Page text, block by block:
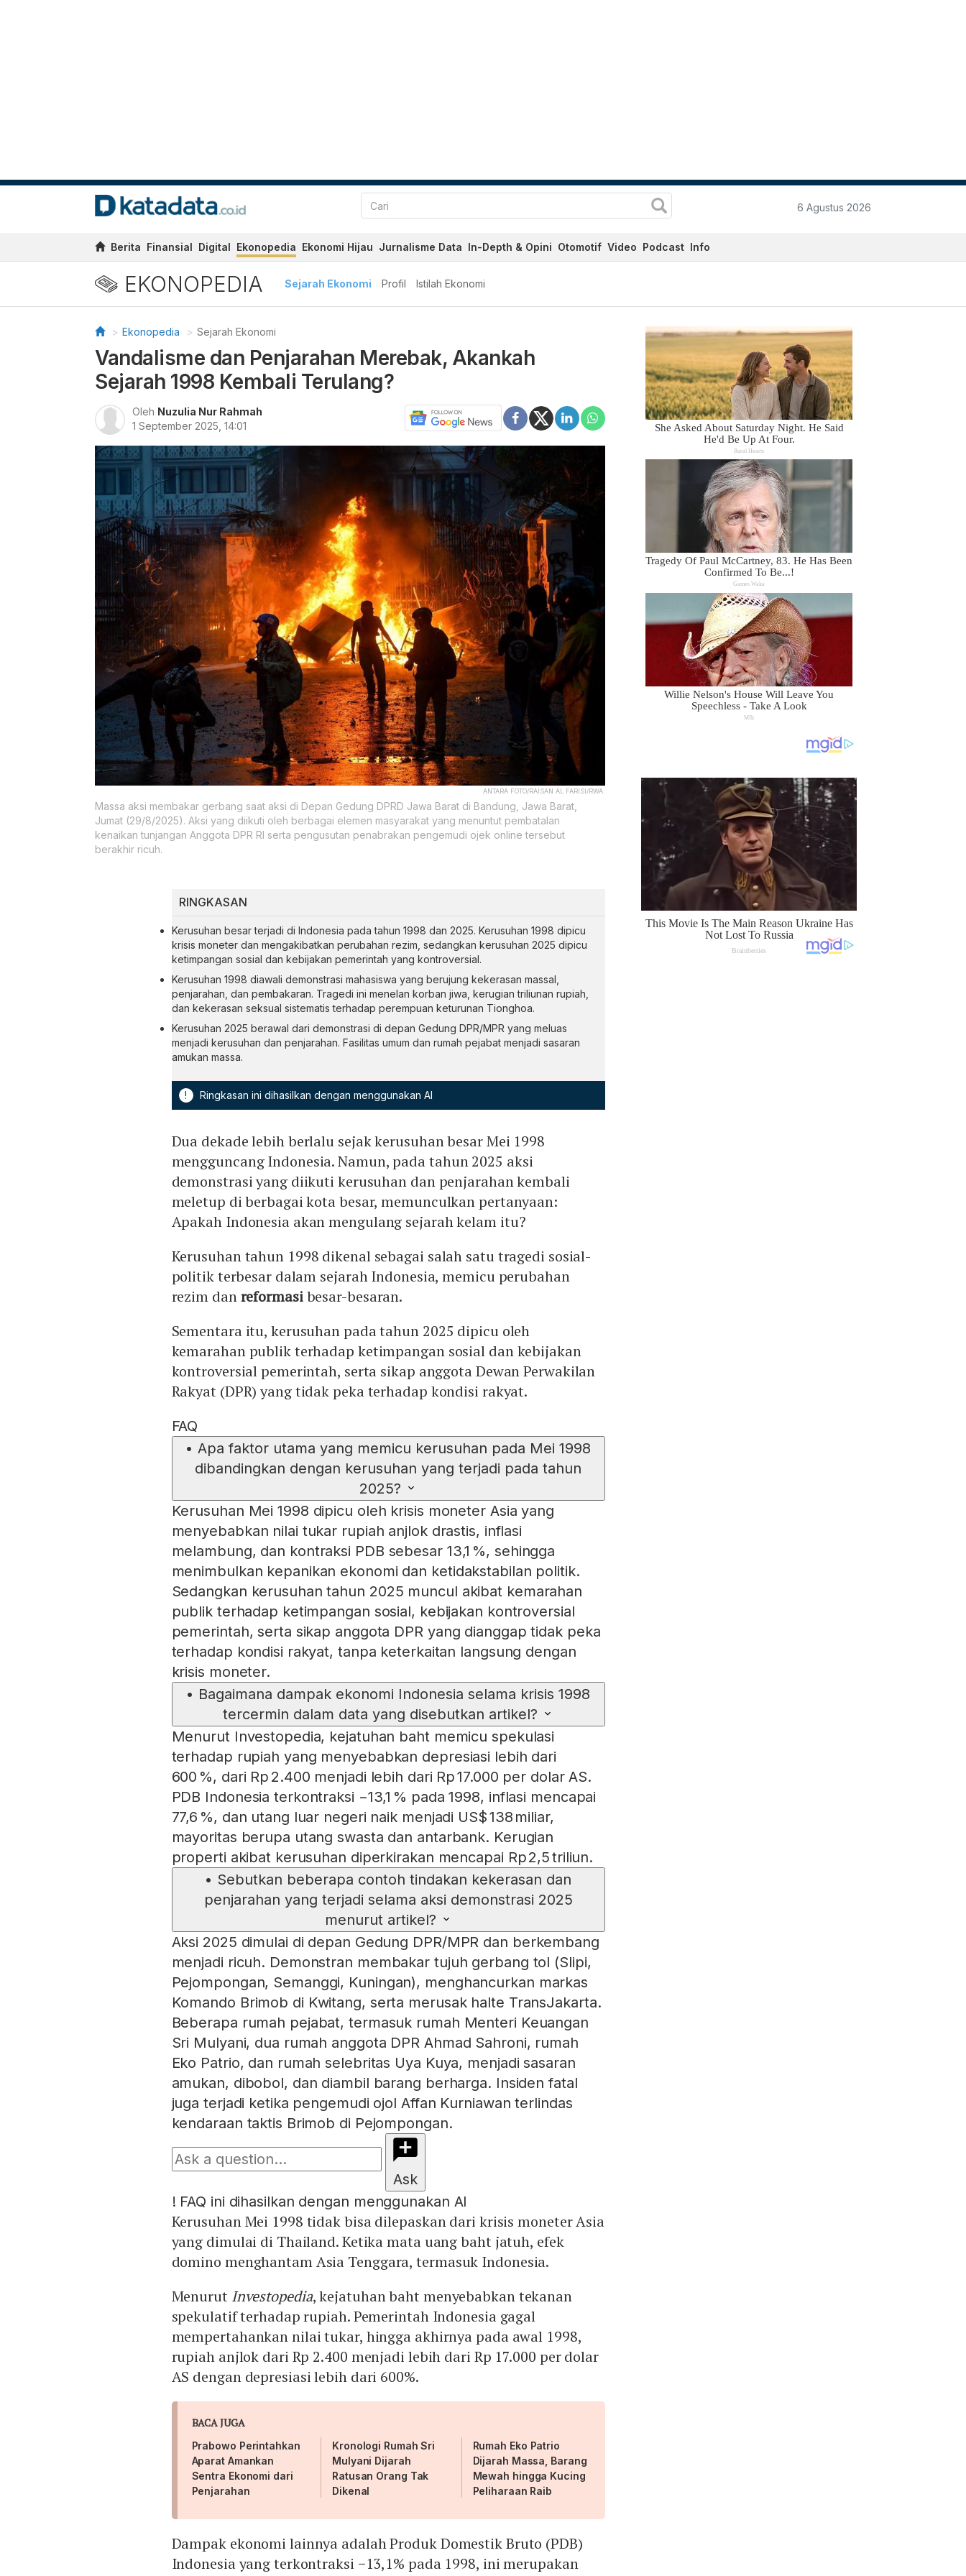
6 Agustus 2026
Berita Finansial Digital Ekonopedia Ekonomi Hijau Jurnalisme Data In-Depth & Opini Otomotif Video Podcast Info
EKONOPEDIA Sejarah Ekonomi Profil Istilah Ekonomi
Ekonopedia Sejarah Ekonomi
Vandalisme dan Penjarahan Merebak, Akankah
Sejarah 1998 Kembali Terulang?
Oleh Nuzulia Nur Rahmah
1 September 2025, 14:01
ANTARA FOTO/RAISAN AL FARISI/RWA.
Massa aksi membakar gerbang saat aksi di Depan Gedung DPRD Jawa Barat di Bandung, Jawa Barat,
Jumat (29/8/2025). Aksi yang diikuti oleh berbagai elemen masyarakat yang menuntut pembatalan
kenaikan tunjangan Anggota DPR RI serta pengusutan penabrakan pengemudi ojek online tersebut
berakhir ricuh.
RINGKASAN
Kerusuhan besar terjadi di Indonesia pada tahun 1998 dan 2025. Kerusuhan 1998 dipicu
krisis moneter dan mengakibatkan perubahan rezim, sedangkan kerusuhan 2025 dipicu
ketimpangan sosial dan kebijakan pemerintah yang kontroversial.
Kerusuhan 1998 diawali demonstrasi mahasiswa yang berujung kekerasan massal,
penjarahan, dan pembakaran. Tragedi ini menelan korban jiwa, kerugian triliunan rupiah,
dan kekerasan seksual sistematis terhadap perempuan keturunan Tionghoa.
Kerusuhan 2025 berawal dari demonstrasi di depan Gedung DPR/MPR yang meluas
menjadi kerusuhan dan penjarahan. Fasilitas umum dan rumah pejabat menjadi sasaran
amukan massa.
! Ringkasan ini dihasilkan dengan menggunakan AI
Dua dekade lebih berlalu sejak kerusuhan besar Mei 1998
mengguncang Indonesia. Namun, pada tahun 2025 aksi
demonstrasi yang diikuti kerusuhan dan penjarahan kembali
meletup di berbagai kota besar, memunculkan pertanyaan:
Apakah Indonesia akan mengulang sejarah kelam itu?
Kerusuhan tahun 1998 dikenal sebagai salah satu tragedi sosial-
politik terbesar dalam sejarah Indonesia, memicu perubahan
rezim danreformasibesar-besaran.
Sementara itu, kerusuhan pada tahun 2025 dipicu oleh
kemarahan publik terhadap ketimpangan sosial dan kebijakan
kontroversial pemerintah, serta sikap anggota Dewan Perwakilan
Rakyat (DPR) yang tidak peka terhadap kondisi rakyat.
FAQ
• Apa faktor utama yang memicu kerusuhan pada Mei 1998
dibandingkan dengan kerusuhan yang terjadi pada tahun
2025?
Kerusuhan Mei 1998 dipicu oleh krisis moneter Asia yang
menyebabkan nilai tukar rupiah anjlok drastis, inflasi
melambung, dan kontraksi PDB sebesar 13,1 %, sehingga
menimbulkan kepanikan ekonomi dan ketidakstabilan politik.
Sedangkan kerusuhan tahun 2025 muncul akibat kemarahan
publik terhadap ketimpangan sosial, kebijakan kontroversial
pemerintah, serta sikap anggota DPR yang dianggap tidak peka
terhadap kondisi rakyat, tanpa keterkaitan langsung dengan
krisis moneter.
• Bagaimana dampak ekonomi Indonesia selama krisis 1998
tercermin dalam data yang disebutkan artikel?
Menurut Investopedia, kejatuhan baht memicu spekulasi
terhadap rupiah yang menyebabkan depresiasi lebih dari
600 %, dari Rp 2.400 menjadi lebih dari Rp 17.000 per dolar AS.
PDB Indonesia terkontraksi −13,1 % pada 1998, inflasi mencapai
77,6 %, dan utang luar negeri naik menjadi US$ 138 miliar,
mayoritas berupa utang swasta dan antarbank. Kerugian
properti akibat kerusuhan diperkirakan mencapai Rp 2,5 triliun.
• Sebutkan beberapa contoh tindakan kekerasan dan
penjarahan yang terjadi selama aksi demonstrasi 2025
menurut artikel?
Aksi 2025 dimulai di depan Gedung DPR/MPR dan berkembang
menjadi ricuh. Demonstran membakar tujuh gerbang tol (Slipi,
Pejompongan, Semanggi, Kuningan), menghancurkan markas
Komando Brimob di Kwitang, serta merusak halte TransJakarta.
Beberapa rumah pejabat, termasuk rumah Menteri Keuangan
Sri Mulyani, dua rumah anggota DPR Ahmad Sahroni, rumah
Eko Patrio, dan rumah selebritas Uya Kuya, menjadi sasaran
amukan, dibobol, dan diambil barang berharga. Insiden fatal
juga terjadi ketika pengemudi ojol Affan Kurniawan terlindas
kendaraan taktis Brimob di Pejompongan.
Ask
! FAQ ini dihasilkan dengan menggunakan AI
Kerusuhan Mei 1998 tidak bisa dilepaskan dari krisis moneter Asia
yang dimulai di Thailand. Ketika mata uang baht jatuh, efek
domino menghantam Asia Tenggara, termasuk Indonesia.
Menurut Investopedia, kejatuhan baht menyebabkan tekanan
spekulatif terhadap rupiah. Pemerintah Indonesia gagal
mempertahankan nilai tukar, hingga akhirnya pada awal 1998,
rupiah anjlok dari Rp 2.400 menjadi lebih dari Rp 17.000 per dolar
AS dengan depresiasi lebih dari 600%.
BACA JUGA
Prabowo Perintahkan
Aparat Amankan
Sentra Ekonomi dari
Penjarahan
Kronologi Rumah Sri
Mulyani Dijarah
Ratusan Orang Tak
Dikenal
Rumah Eko Patrio
Dijarah Massa, Barang
Mewah hingga Kucing
Peliharaan Raib
Dampak ekonomi lainnya adalah Produk Domestik Bruto (PDB)
Indonesia yang terkontraksi −13,1% pada 1998, ini merupakan